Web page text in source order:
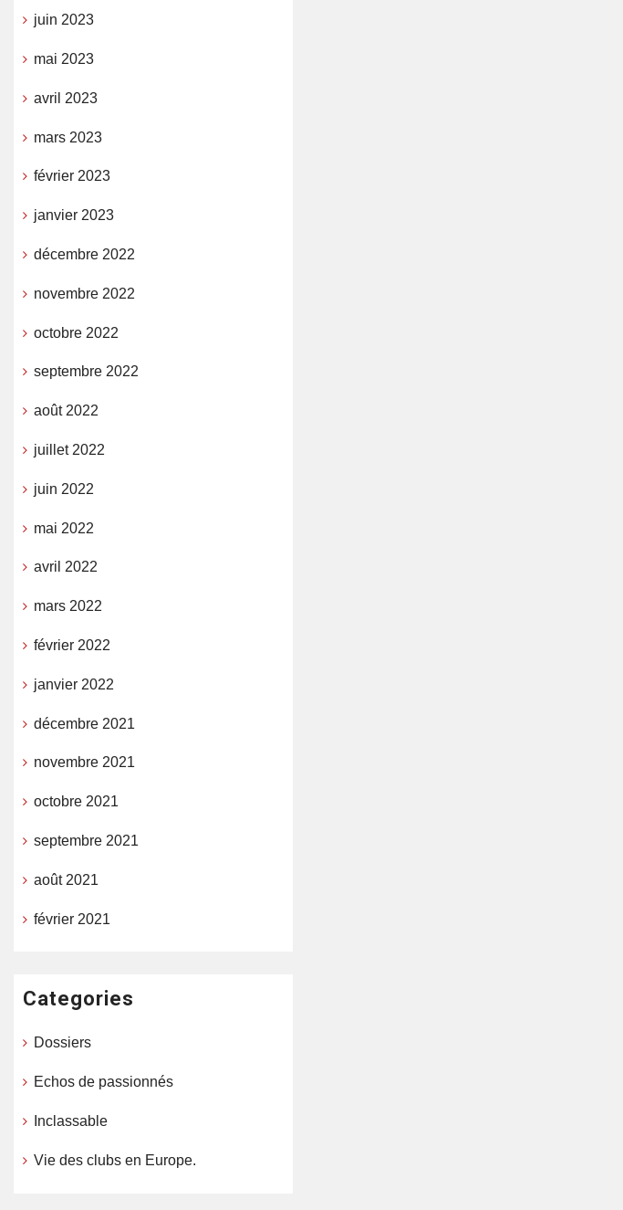
juin 2023
mai 2023
avril 2023
mars 2023
février 2023
janvier 2023
décembre 2022
novembre 2022
octobre 2022
septembre 2022
août 2022
juillet 2022
juin 2022
mai 2022
avril 2022
mars 2022
février 2022
janvier 2022
décembre 2021
novembre 2021
octobre 2021
septembre 2021
août 2021
février 2021
Categories
Dossiers
Echos de passionnés
Inclassable
Vie des clubs en Europe.